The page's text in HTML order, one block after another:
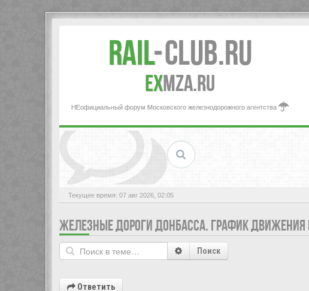
Rail-Club.RU
exMZA.RU
НЕофициальный форум Московского железнодорожного агентства
Текущее время: 07 авг 2026, 02:05
ЖЕЛЕЗНЫЕ ДОРОГИ ДОНБАССА. ГРАФИК ДВИЖЕНИЯ
Поиск
Ответить